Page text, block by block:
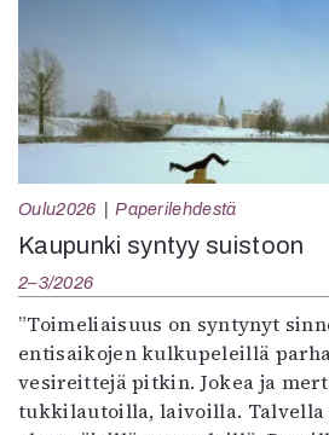
Oulu2026 Paperilehdestä
Kaupunki syntyy suistoon
2–3/2026
”Toimeliaisuus on syntynyt
entisaikojen kulkupeleillä
vesireittejä pitkin. Jokea ja
tukkilautoilla, laivoilla.